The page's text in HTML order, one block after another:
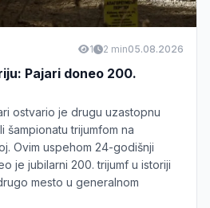
1 2 min05.08.2026
Pajari doneo 200.
ostvario je drugu uzastopnu
trijumfom na
Ovim uspehom 24-godišnji
je jubilarni 200. trijumf u istoriji
mesto u generalnom